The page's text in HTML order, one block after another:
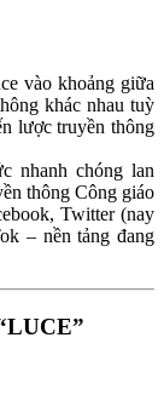
vào khoảng giữa
khác nhau tuỳ
lược truyền thông
nhanh chóng lan
thông Công giáo
Twitter (nay
– nền tảng đang